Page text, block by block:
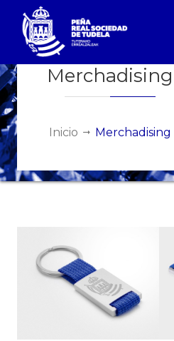
Merchadising
Inicio Merchadising